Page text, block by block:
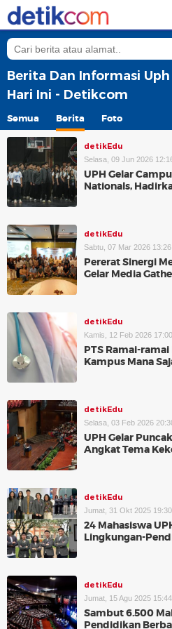
Berita Dan Informasi
Hari Ini - Detikcom
Semua Berita Foto
detikEdu
Selasa, 09 Jun 2026
UPH Gelar
Nationals,
detikEdu
Sabtu, 07 Mar 2026
Pererat Sinergi
Gelar Media
detikEdu
Kamis, 12 Feb 2026
PTS Ramai-ramai
Kampus Mana
detikEdu
Selasa, 03 Feb 2026
UPH Gelar
Angkat Tema
detikEdu
Jumat, 31 Okt 2025
24 Mahasiswa
Lingkungan-
detikEdu
Jumat, 15 Agu 2025
Sambut 6.500
Pendidikan